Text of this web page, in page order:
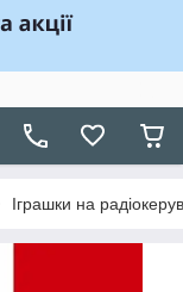
Іграшки на